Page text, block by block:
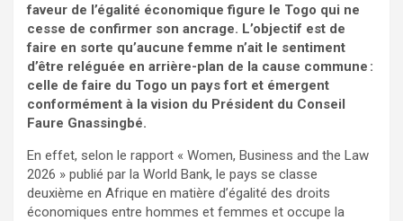
faveur de l’égalité économique figure le Togo qui ne
cesse de confirmer son ancrage. L’objectif est de
faire en sorte qu’aucune femme n’ait le sentiment
d’être reléguée en arrière-plan de la cause commune :
celle de faire du Togo un pays fort et émergent
conformément à la vision du Président du Conseil
Faure Gnassingbé.
En effet, selon le rapport « Women, Business and the Law
2026 » publié par la World Bank, le pays se classe
deuxième en Afrique en matière d’égalité des droits
économiques entre hommes et femmes et occupe la